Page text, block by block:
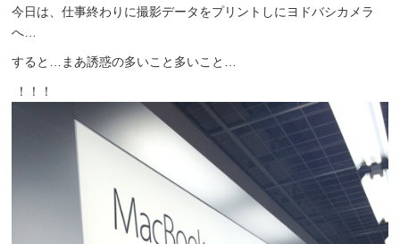
今日は、仕事終わりに撮影データをプリントしにヨドバシカメラ
へ…
すると…まあ誘惑の多いこと多いこと…
！！！